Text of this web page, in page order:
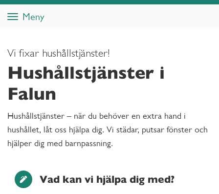
ToggleMeny
Vi fixar hushållstjänster!
Hushållstjänster i
Falun
Hushållstjänster – när du behöver en extra hand i
hushållet, låt oss hjälpa dig. Vi städar, putsar fönster och
hjälper dig med barnpassning.
Vad kan vi hjälpa dig med?